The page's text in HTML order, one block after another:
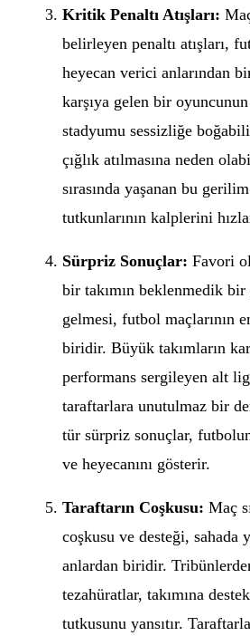
Kritik Penaltı Atışları:
belirleyen penaltı atışları,
heyecan verici anlarından
karşıya gelen bir oyuncunun
stadyumu sessizliğe
çığlık atılmasına neden
sırasında yaşanan bu
tutkunlarının kalplerini
Sürpriz Sonuçlar: Favori
bir takımın beklenmedik
gelmesi, futbol maçlarının
biridir. Büyük takımların
performans sergileyen alt lig
taraftarlara unutulmaz bir
tür sürpriz sonuçlar,
ve heyecanını gösterir.
Taraftarın Coşkusu: Maç
coşkusu ve desteği, sahada
anlardan biridir.
tezahüratlar, takımına
tutkusunu yansıtır.